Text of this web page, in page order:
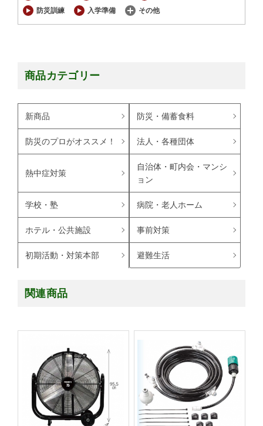
防災訓練
入学準備 その他
商品カテゴリー
新商品 防災・備蓄食料
防災のプロがオススメ！ 法人・各種団体
熱中症対策
自治体・町内会・マンシ
ョン
学校・塾 病院・老人ホーム
ホテル・公共施設 事前対策
初期活動・対策本部 避難生活
関連商品